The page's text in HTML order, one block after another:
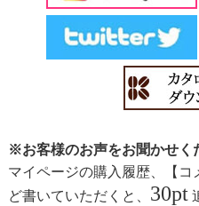
※お客様のお声をお聞かせく
マイページの購入履歴、【
ど書いていただくと、 30pt